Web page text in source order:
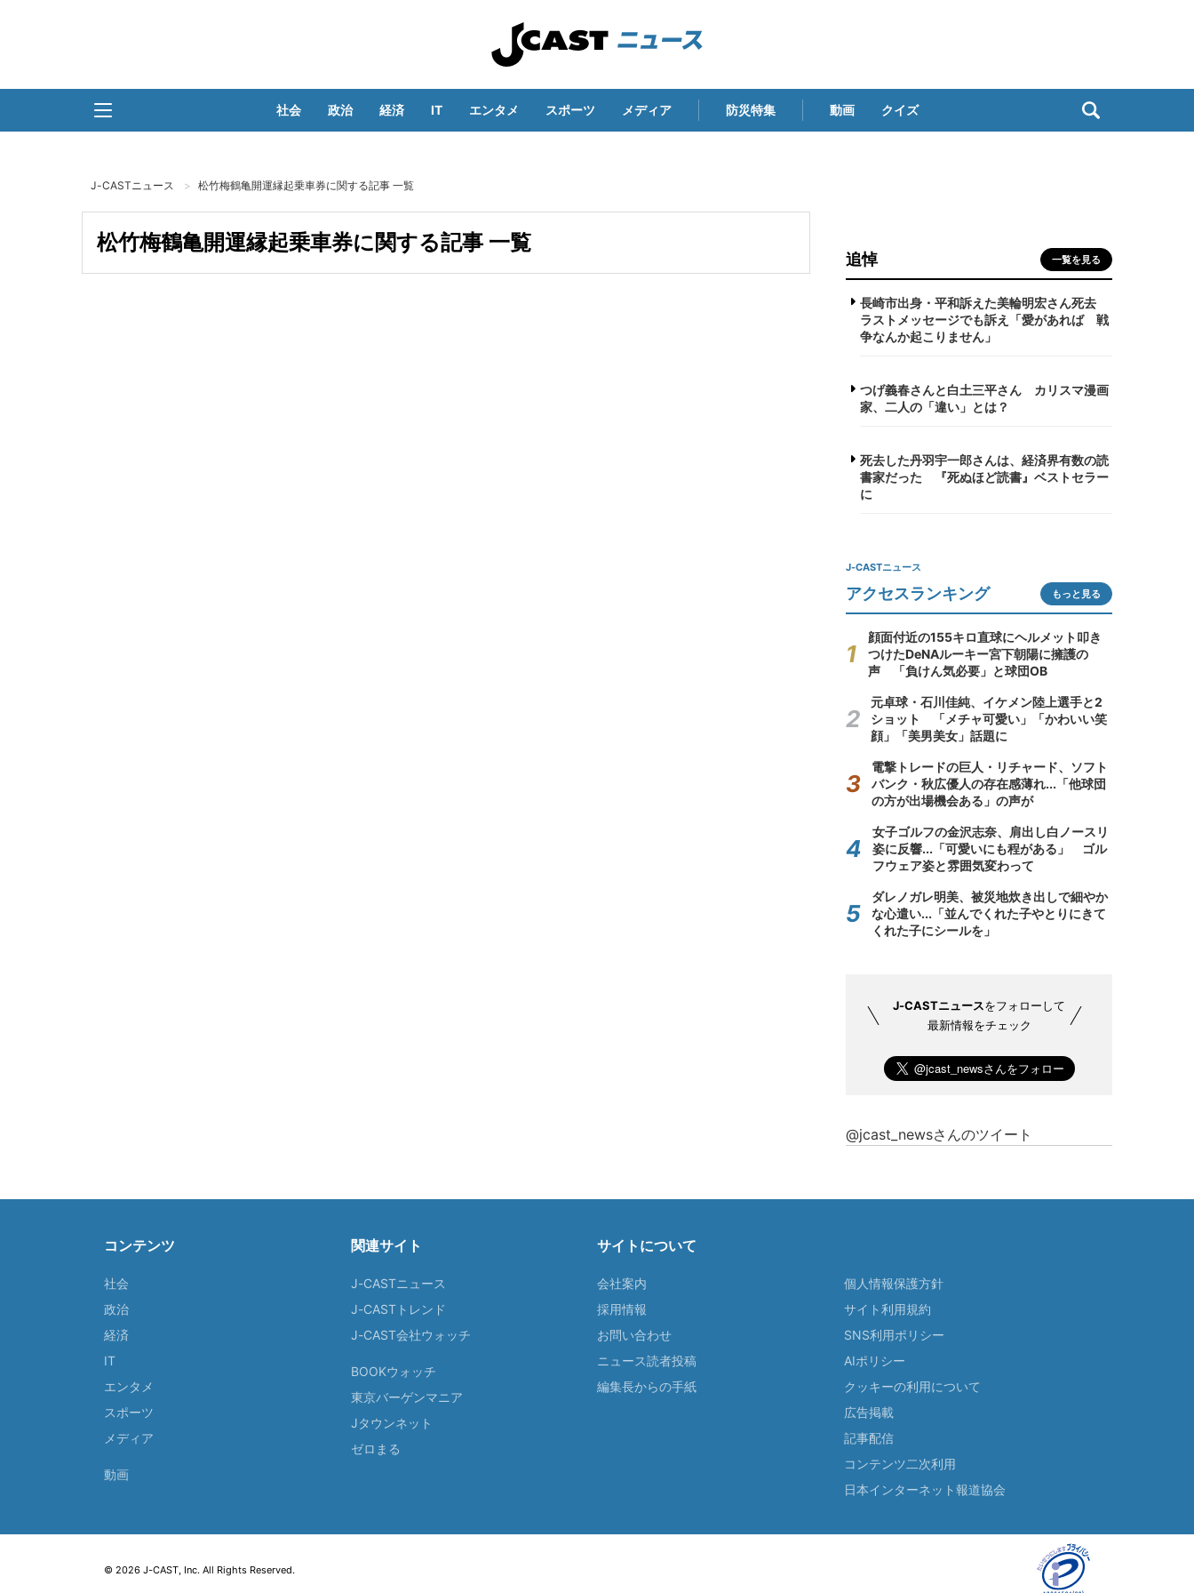
社会 政治 経済 IT エンタメ スポーツ メディア 防災特集 動画 クイズ
J-CASTニュース 松竹梅鶴亀開運縁起乗車券に関する記事 一覧
松竹梅鶴亀開運縁起乗車券に関する記事 一覧
追悼 一覧を見る
長崎市出身・平和訴えた美輪明宏さん死去
ラストメッセージでも訴え「愛があれば 戦
争なんか起こりません」
つげ義春さんと白土三平さん カリスマ漫画
家、二人の「違い」とは？
死去した丹羽宇一郎さんは、経済界有数の読
書家だった 『死ぬほど読書』ベストセラー
に
J-CASTニュース
アクセスランキング もっと見る
顔面付近の155キロ直球にヘルメット叩き
つけたDeNAルーキー宮下朝陽に擁護の
声 「負けん気必要」と球団OB
元卓球・石川佳純、イケメン陸上選手と2
ショット 「メチャ可愛い」「かわいい笑
顔」「美男美女」話題に
電撃トレードの巨人・リチャード、ソフト
バンク・秋広優人の存在感薄れ...「他球団
の方が出場機会ある」の声が
女子ゴルフの金沢志奈、肩出し白ノースリ
姿に反響...「可愛いにも程がある」 ゴル
フウェア姿と雰囲気変わって
ダレノガレ明美、被災地炊き出しで細やか
な心遣い...「並んでくれた子やとりにきて
くれた子にシールを」
J-CASTニュースをフォローして
最新情報をチェック
@jcast_newsさんのツイート
コンテンツ
社会
政治
経済
IT
エンタメ
スポーツ
メディア
動画
関連サイト
J-CASTニュース
J-CASTトレンド
J-CAST会社ウォッチ
BOOKウォッチ
東京バーゲンマニア
Jタウンネット
ゼロまる
サイトについて
会社案内
採用情報
お問い合わせ
ニュース読者投稿
編集長からの手紙
個人情報保護方針
サイト利用規約
SNS利用ポリシー
AIポリシー
クッキーの利用について
広告掲載
記事配信
コンテンツ二次利用
日本インターネット報道協会
© 2026 J-CAST, Inc. All Rights Reserved.